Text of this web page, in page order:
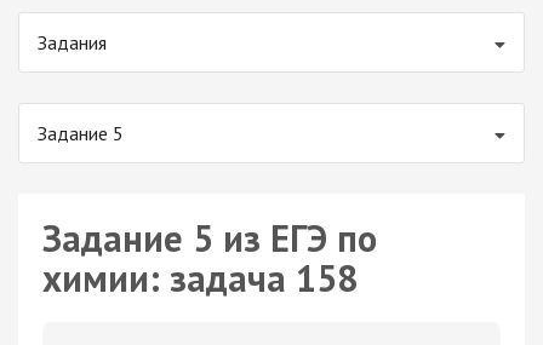
Задания
Задание 5
Задание 5 из ЕГЭ по
химии: задача 158